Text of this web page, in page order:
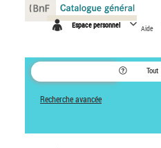
Espace personnel Aide
Tout
Recherche avancée
Panneau de gestion des cookies